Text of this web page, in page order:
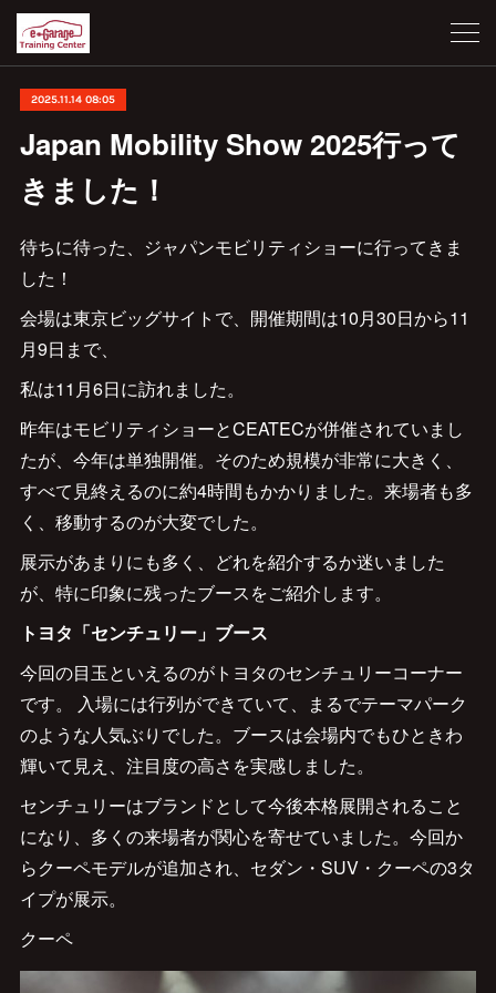
2025.11.14 08:05
Japan Mobility Show 2025行って
きました！
待ちに待った、ジャパンモビリティショーに行ってきま
した！
会場は東京ビッグサイトで、開催期間は10月30日から11
月9日まで、
私は11月6日に訪れました。
昨年はモビリティショーとCEATECが併催されていまし
たが、今年は単独開催。そのため規模が非常に大きく、
すべて見終えるのに約4時間もかかりました。来場者も多
く、移動するのが大変でした。
展示があまりにも多く、どれを紹介するか迷いました
が、特に印象に残ったブースをご紹介します。
トヨタ「センチュリー」ブース
今回の目玉といえるのがトヨタのセンチュリーコーナー
です。 入場には行列ができていて、まるでテーマパーク
のような人気ぶりでした。ブースは会場内でもひときわ
輝いて見え、注目度の高さを実感しました。
センチュリーはブランドとして今後本格展開されること
になり、多くの来場者が関心を寄せていました。今回か
らクーペモデルが追加され、セダン・SUV・クーペの3タ
イプが展示。
クーペ